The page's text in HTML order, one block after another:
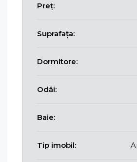
Preț:
Suprafața:
Dormitore:
Odăi:
Baie:
Tip imobil: